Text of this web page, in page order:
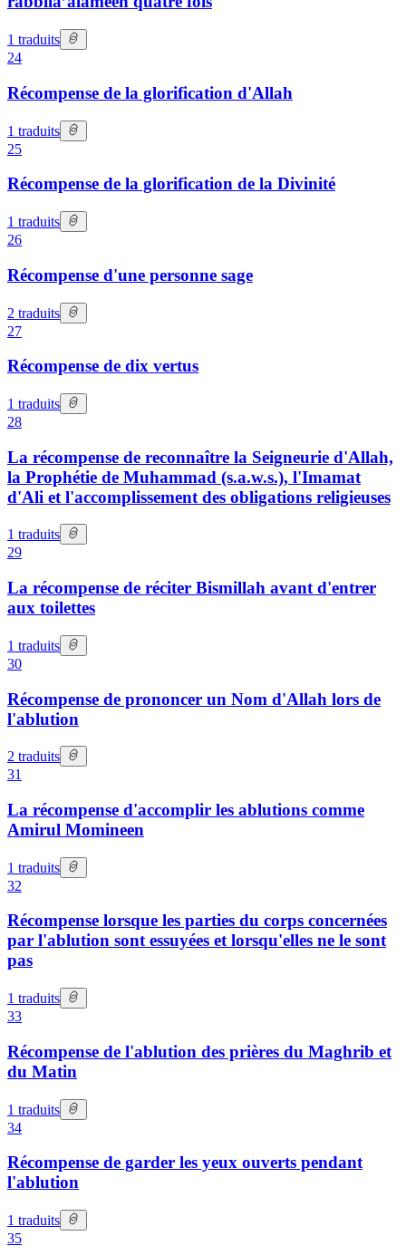
1 traduits
24
Récompense de la glorification d'Allah
1 traduits
25
Récompense de la glorification de la Divinité
1 traduits
26
Récompense d'une personne sage
2 traduits
27
Récompense de dix vertus
1 traduits
28
La récompense de reconnaître la Seigneurie d'Allah,
la Prophétie de Muhammad (s.a.w.s.), l'Imamat
d'Ali et l'accomplissement des obligations religieuses
1 traduits
29
La récompense de réciter Bismillah avant d'entrer
aux toilettes
1 traduits
30
Récompense de prononcer un Nom d'Allah lors de
l'ablution
2 traduits
31
La récompense d'accomplir les ablutions comme
Amirul Momineen
1 traduits
32
Récompense lorsque les parties du corps concernées
par l'ablution sont essuyées et lorsqu'elles ne le sont
pas
1 traduits
33
Récompense de l'ablution des prières du Maghrib et
du Matin
1 traduits
34
Récompense de garder les yeux ouverts pendant
l'ablution
1 traduits
35